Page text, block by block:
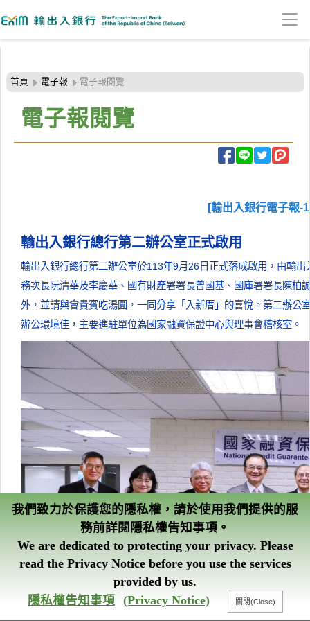
到
主
智能客服
首頁 電子報 電子報閱覽
電子報閱覽
[輸出入銀行電子報-
輸出入銀行總行第二辦公室正式啟用
輸出入銀行總行第二辦公室於113年9月26日正式落成啟用，由輸
務次長阮清華及李慶華、國有財產署署長曾國基、國庫署署長陳柏
外，並請與會貴賓吃湯圓，一同分享「入新厝」的喜悅。第二辦公
辦公環境佳，主要進駐單位為國家融資保證中心與理事會稽核室。
我們致力於保護您的隱私權，請於使用我們提供的服
務前詳閱隱私權告知事項。
We are dedicated to protecting your privacy. Please
read the Privacy Notice before you use the services
provided by us.
隱私權告知事項 (Privacy Notice)